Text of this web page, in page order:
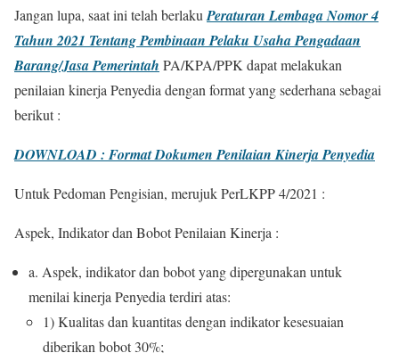
Jangan lupa, saat ini telah berlakuPeraturan Lembaga Nomor 4
Tahun 2021 Tentang Pembinaan Pelaku Usaha Pengadaan
Barang/Jasa Pemerintah PA/KPA/PPK dapat melakukan
penilaian kinerja Penyedia dengan format yang sederhana sebagai
berikut :
DOWNLOAD : Format Dokumen Penilaian Kinerja Penyedia
Untuk Pedoman Pengisian, merujuk PerLKPP 4/2021 :
Aspek, Indikator dan Bobot Penilaian Kinerja :
a. Aspek, indikator dan bobot yang dipergunakan untuk
menilai kinerja Penyedia terdiri atas:
1) Kualitas dan kuantitas dengan indikator kesesuaian
diberikan bobot 30%;